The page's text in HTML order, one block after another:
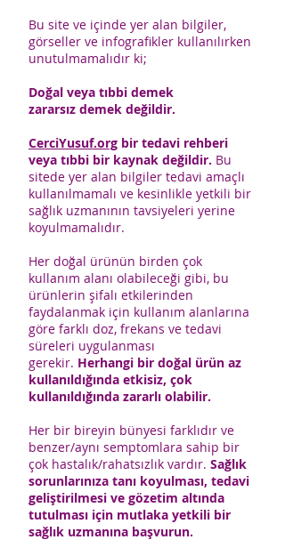
Bu site ve içinde yer alan bilgiler,
görseller ve infografikler kullanılırken
unutulmamalıdır ki;
Doğal veya tıbbi demek
zararsız demek değildir.
CerciYusuf.org bir tedavi rehberi
veya tıbbi bir kaynak değildir. Bu
sitede yer alan bilgiler tedavi amaçlı
kullanılmamalı ve kesinlikle yetkili bir
sağlık uzmanının tavsiyeleri yerine
koyulmamalıdır.
Her doğal ürünün birden çok
kullanım alanı olabileceği gibi, bu
ürünlerin şifalı etkilerinden
faydalanmak için kullanım alanlarına
göre farklı doz, frekans ve tedavi
süreleri uygulanması
gerekir. Herhangi bir doğal ürün az
kullanıldığında etkisiz, çok
kullanıldığında zararlı olabilir.
Her bir bireyin bünyesi farklıdır ve
benzer/aynı semptomlara sahip bir
çok hastalık/rahatsızlık vardır. Sağlık
sorunlarınıza tanı koyulması, tedavi
geliştirilmesi ve gözetim altında
tutulması için mutlaka yetkili bir
sağlık uzmanına başvurun.